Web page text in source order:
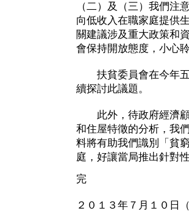
（二）及（三）我們注
向低收入在職家庭提供
關建議涉及重大政策和
會保持開放態度，小心
扶貧委員會在今年五
續探討此議題。
此外，待政府經濟顧
和住屋特徵的分析，我
料將有助我們識別「貧
庭，好讓當局推出針對
完
２０１３年７月１０日